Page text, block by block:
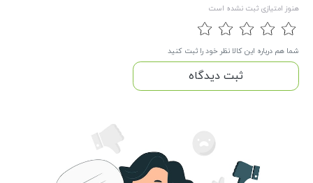
هنوز امتیازی ثبت نشده است
شما هم درباره این کالا نظر خود را ثبت کنید
ثبت دیدگاه